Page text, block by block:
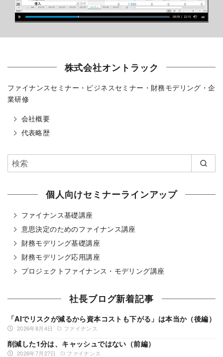
株式会社オントラック
ファイナンスセミナー・ビジネスセミナー・財務モデリング・企
業研修
会社概要
代表略歴
個人向けセミナーラインアップ
ファイナンス基礎講座
意思決定のためのファイナンス講座
財務モデリング基礎講座
財務モデリング応用講座
プロジェクトファイナンス・モデリング講座
社長ブログ新着記事
2026年8月4日 ファイナンス
「AIでリスクが減るから資本コストも下がる」は本当か（後編）
2026年7月27日 ファイナンス
削減した1分は、キャッシュではない（前編）